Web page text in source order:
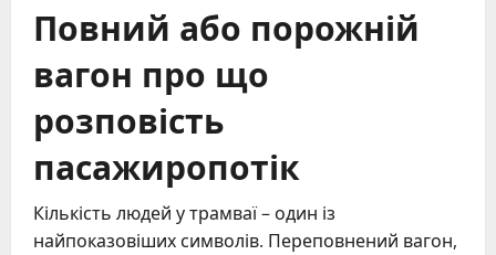
Повний або порожній
вагон про що
розповість
пасажиропотік
Кількість людей у трамваї – один із
найпоказовіших символів. Переповнений вагон,